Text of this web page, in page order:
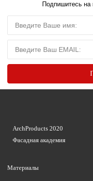
Подпишитесь
Материалы
ArchProducts 2020
Фасадная академия